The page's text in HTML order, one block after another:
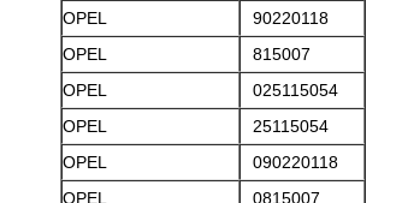
OPEL
90220118
OPEL
815007
OPEL
025115054
OPEL
25115054
OPEL
090220118
OPEL
0815007